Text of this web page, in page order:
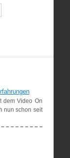
dem Video On
nun schon seit